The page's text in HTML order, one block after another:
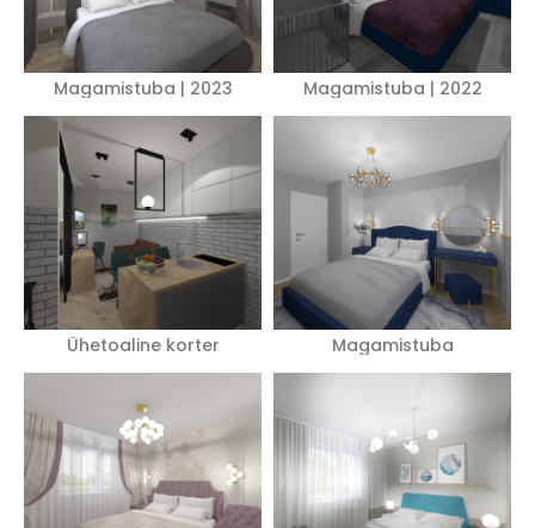
Magamistuba | 2023 Magamistuba | 2022
Ühetoaline korter Magamistuba